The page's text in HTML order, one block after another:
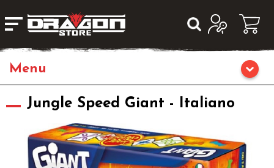
Home
Giochi di Ruolo
Librigame
Jungle Speed Giant - Italiano